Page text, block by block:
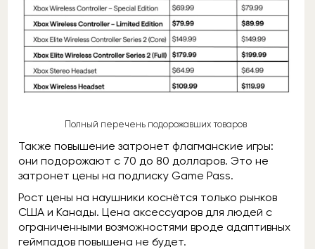
Полный перечень подорожавших товаров
Также повышение затронет флагманские игры:
они подорожают с 70 до 80 долларов. Это не
затронет цены на подписку Game Pass.
Рост цены на наушники коснётся только рынков
США и Канады. Цена аксессуаров для людей с
ограниченными возможностями вроде адаптивных
геймпадов повышена не будет.